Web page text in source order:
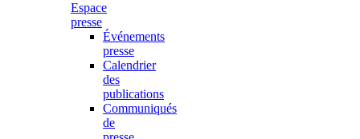
Espace
presse
Événements
presse
Calendrier
des
publications
Communiqués
de